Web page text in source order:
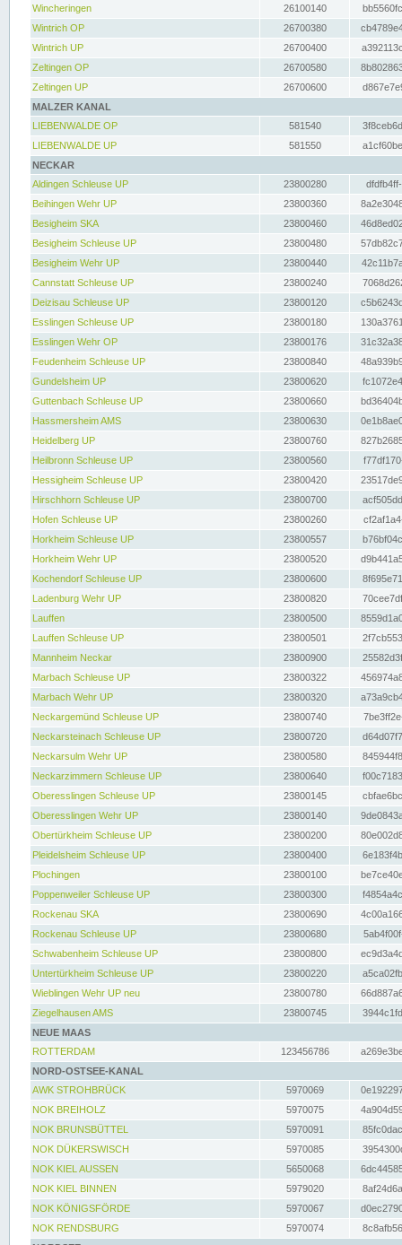
Wincheringen
26100140
Wintrich OP
26700380
Wintrich UP
26700400
Zeltingen OP
26700580
Zeltingen UP
26700600
MALZER KANAL
LIEBENWALDE OP
581540
LIEBENWALDE UP
581550
NECKAR
Aldingen Schleuse UP
23800280
Beihingen Wehr UP
23800360
Besigheim SKA
23800460
Besigheim Schleuse UP
23800480
Besigheim Wehr UP
23800440
Cannstatt Schleuse UP
23800240
Deizisau Schleuse UP
23800120
Esslingen Schleuse UP
23800180
Esslingen Wehr OP
23800176
Feudenheim Schleuse UP
23800840
Gundelsheim UP
23800620
Guttenbach Schleuse UP
23800660
Hassmersheim AMS
23800630
Heidelberg UP
23800760
Heilbronn Schleuse UP
23800560
Hessigheim Schleuse UP
23800420
Hirschhorn Schleuse UP
23800700
Hofen Schleuse UP
23800260
Horkheim Schleuse UP
23800557
Horkheim Wehr UP
23800520
Kochendorf Schleuse UP
23800600
Ladenburg Wehr UP
23800820
Lauffen
23800500
Lauffen Schleuse UP
23800501
Mannheim Neckar
23800900
Marbach Schleuse UP
23800322
Marbach Wehr UP
23800320
Neckargemünd Schleuse UP
23800740
Neckarsteinach Schleuse UP
23800720
Neckarsulm Wehr UP
23800580
Neckarzimmern Schleuse UP
23800640
Oberesslingen Schleuse UP
23800145
Oberesslingen Wehr UP
23800140
Obertürkheim Schleuse UP
23800200
Pleidelsheim Schleuse UP
23800400
Plochingen
23800100
Poppenweiler Schleuse UP
23800300
Rockenau SKA
23800690
Rockenau Schleuse UP
23800680
Schwabenheim Schleuse UP
23800800
Untertürkheim Schleuse UP
23800220
Wieblingen Wehr UP neu
23800780
Ziegelhausen AMS
23800745
NEUE MAAS
ROTTERDAM
123456786
NORD-OSTSEE-KANAL
AWK STROHBRÜCK
5970069
NOK BREIHOLZ
5970075
NOK BRUNSBÜTTEL
5970091
NOK DÜKERSWISCH
5970085
NOK KIEL AUSSEN
5650068
NOK KIEL BINNEN
5979020
NOK KÖNIGSFÖRDE
5970067
NOK RENDSBURG
5970074